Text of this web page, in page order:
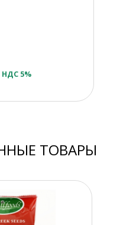
НДС 5%
ТОВАРЫ